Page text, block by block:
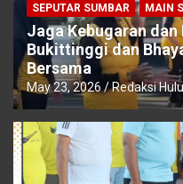
SEPUTAR SUMBAR MAIN
Jaga Kebugaran
Bukittinggi dan
Bersama
May 23, 2026 Redaksi Hulu